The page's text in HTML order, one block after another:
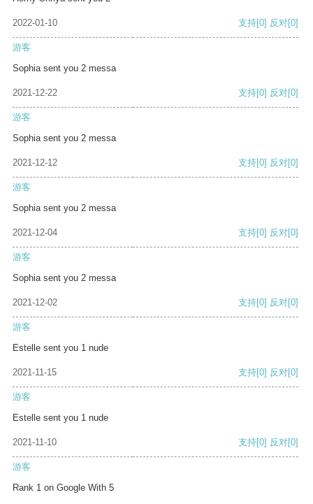
2022-01-10 支持[0] 反对[0]
游客
Sophia sent you 2 messa
2021-12-22 支持[0] 反对[0]
游客
Sophia sent you 2 messa
2021-12-12 支持[0] 反对[0]
游客
Sophia sent you 2 messa
2021-12-04 支持[0] 反对[0]
游客
Sophia sent you 2 messa
2021-12-02 支持[0] 反对[0]
游客
Estelle sent you 1 nude
2021-11-15 支持[0] 反对[0]
游客
Estelle sent you 1 nude
2021-11-10 支持[0] 反对[0]
游客
Rank 1 on Google With 5